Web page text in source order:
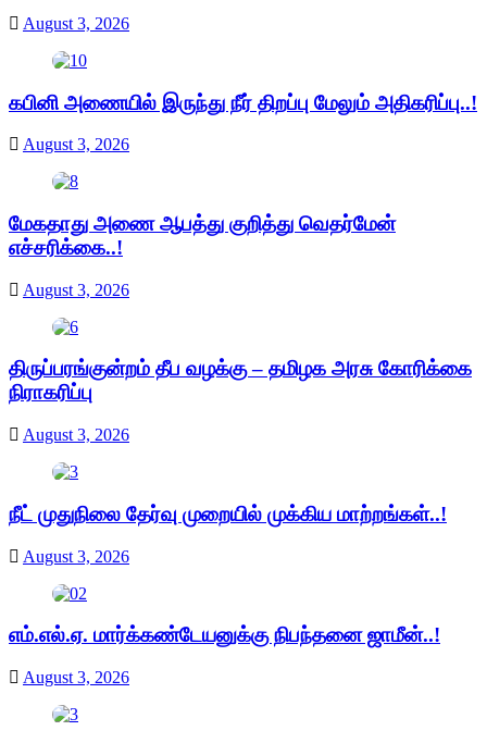
August 3, 2026
கபினி அணையில் இருந்து நீர் திறப்பு மேலும் அதிகரிப்பு..!
August 3, 2026
மேகதாது அணை ஆபத்து குறித்து வெதர்மேன்
எச்சரிக்கை..!
August 3, 2026
திருப்பரங்குன்றம் தீப வழக்கு – தமிழக அரசு கோரிக்கை
நிராகரிப்பு
August 3, 2026
நீட் முதுநிலை தேர்வு முறையில் முக்கிய மாற்றங்கள்..!
August 3, 2026
எம்.எல்.ஏ. மார்க்கண்டேயனுக்கு நிபந்தனை ஜாமீன்..!
August 3, 2026